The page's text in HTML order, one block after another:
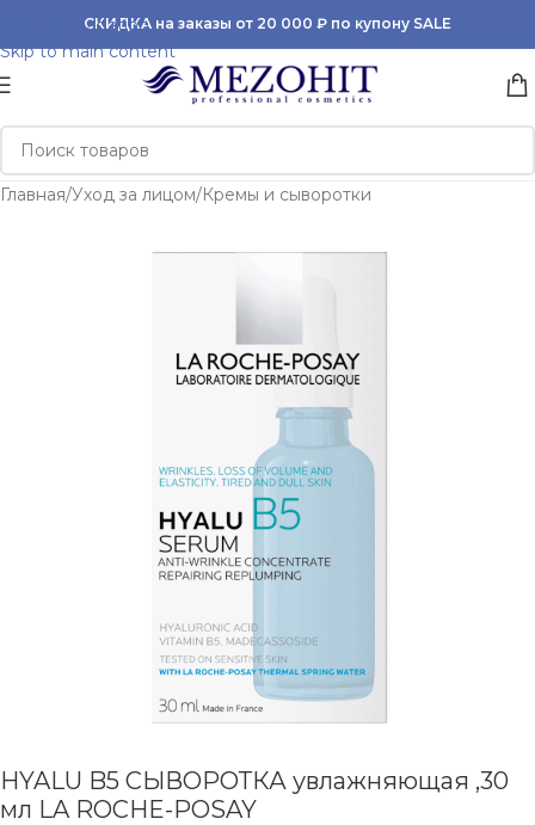
Skip to navigation
Skip to main content
СКИДКА на заказы от 20 000 ₽ по купону SALE
Главная/Уход за лицом/Кремы и сыворотки
HYALU B5 СЫВОРОТКА увлажняющая ,30
мл LA ROCHE-POSAY